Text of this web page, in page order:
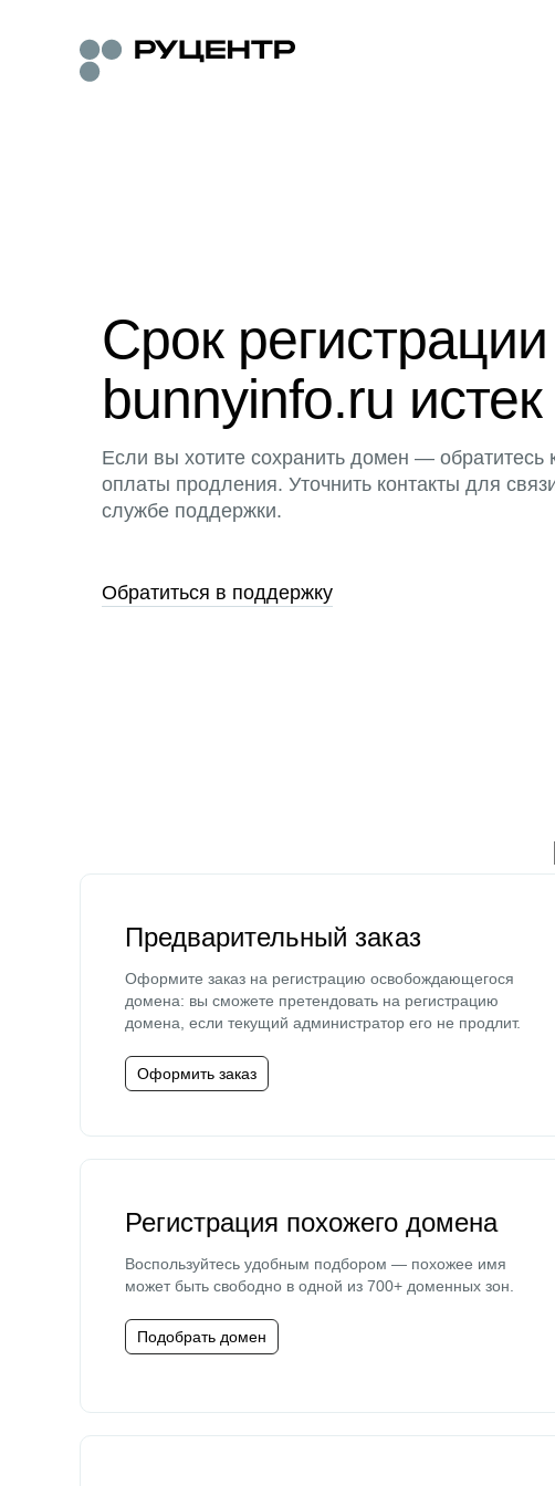
Срок
bunnyinfo.ru истек
Если вы хотите сохранить домен — обратитесь
оплаты продления. Уточнить контакты для
службе поддержки.
Обратиться в поддержку
Предварительный заказ
Оформите заказ на регистрацию освобождающегося
домена: вы сможете претендовать на регистрацию
домена, если текущий администратор его не продлит.
Оформить заказ
Регистрация похожего домена
Воспользуйтесь удобным подбором — похожее имя
может быть свободно в одной из 700+ доменных зон.
Подобрать домен